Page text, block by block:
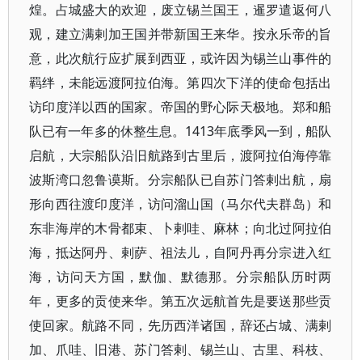
煌。占城盛大的欢迎，废立锡兰国王，暹罗遣返何八
观，建立满剌加王国并带新国王来华。按永乐帝的旨
意，此次航行应扩展到西亚，或许因为锡兰山事件的
羁绊，未能远渡阿拉伯海。第四次下洋的使命包括出
访印度洋以西的国家。帝国的野心际天极地。郑和船
队已有一年多的休整生息。1413年底季风一到，船队
启航，大宗船队沿旧航路到古里后，渡阿拉伯海停靠
波斯湾口忽鲁谟斯。分宗船队已自苏门答剌出航，扇
形向西往渡印度洋，访问溜山国（马尔代夫群岛）和
东非海岸的木骨都束、卜剌哇、麻林；向北过阿拉伯
海，抵达阿丹、剌萨、祖法儿，自阿丹再分宗进入红
海，访问天方国，默伽、默德那。分宗船队历时两
年，更多的贡使来华。第五次远航首先是要送那些贡
使回家。航路不同，先历西洋诸国，辞还占城、满剌
加、爪哇、旧港、苏门答剌、锡兰山、古里、科枝、